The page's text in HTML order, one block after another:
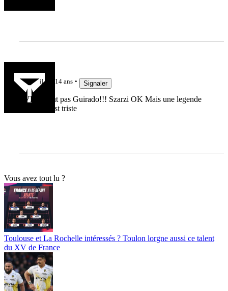
il y a 14 ans Signaler
SVP surtout pas Guirado!!! Szarzi OK Mais une legende
qui part c'est triste
Vous avez tout lu ?
Toulouse et La Rochelle intéressés ? Toulon lorgne aussi ce talent
du XV de France